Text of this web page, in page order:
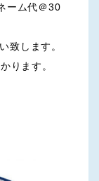
ーム代＠30
致します。
ります。